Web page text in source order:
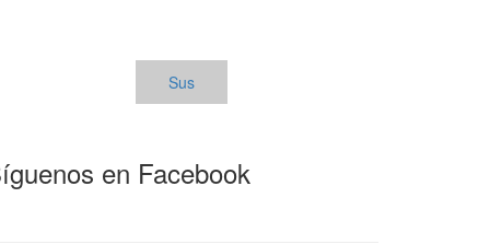
Sus
en Facebook